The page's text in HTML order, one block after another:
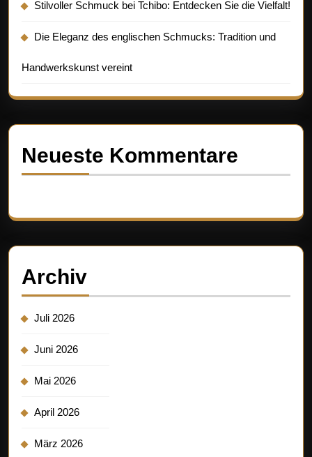
Stilvoller Schmuck bei Tchibo: Entdecken Sie die Vielfalt!
Die Eleganz des englischen Schmucks: Tradition und
Handwerkskunst vereint
Neueste Kommentare
Archiv
Juli 2026
Juni 2026
Mai 2026
April 2026
März 2026